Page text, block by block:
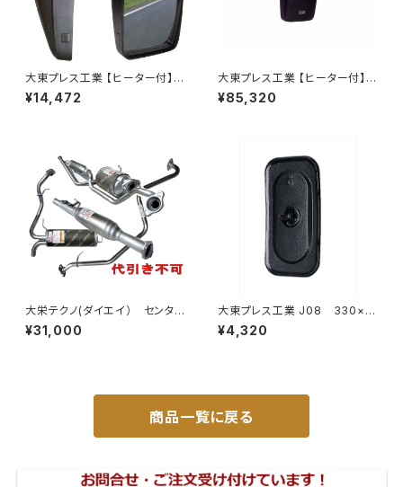
大東プレス工業 【ヒーター付】ハ
イウェイミラー ヒーター付 100
0R DI-5101CXY
¥14,472
大東プレス工業 【ヒーター付】ハ
イウェイリモコンミラー DI-712
1CXE
¥85,320
大栄テクノ(ダイエイ） センタ
ーパイプ 'MMT-6497CP キッ
クス H59A 個人宅NG
¥31,000
大東プレス工業 J08 330×1
70 サイドミラー/バックミラー
L012 黒 DI-7B
¥4,320
商品一覧に戻る